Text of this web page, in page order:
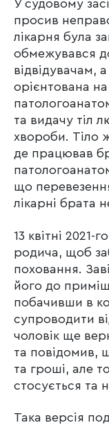
У судовому
просив
лікарня була
обмежувався
відвідувачам,
орієнтована на
та видачу тіл
хвороби. Тіло
де працював
що
лікарні брата
13 квітні
родича, щоб
поховання.
його до
побачивши в
супроводити
чоловік ще
та повідомив,
та гроші, але
стосується та
Така версія